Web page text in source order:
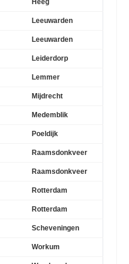
Heeg
Leeuwarden
Leeuwarden
Leiderdorp
Lemmer
Mijdrecht
Medemblik
Poeldijk
Raamsdonkveer
Raamsdonkveer
Rotterdam
Rotterdam
Scheveningen
Workum